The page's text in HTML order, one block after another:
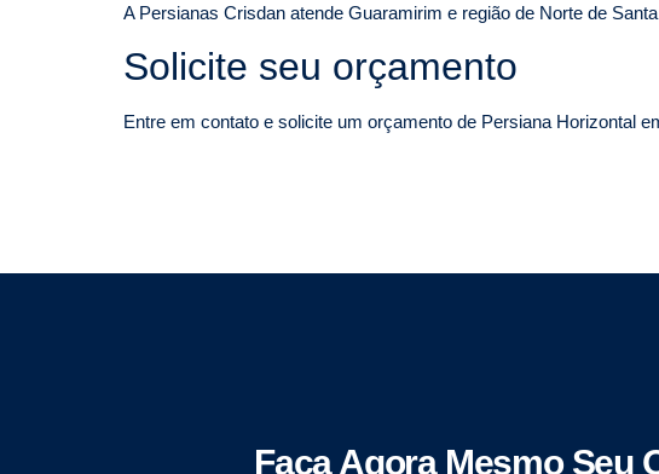
A Persianas Crisdan atende Guaramirim e região de Norte de
Solicite seu orçamento
Entre em contato e solicite um orçamento de Persiana Horizontal
Faça Agora Mesmo Seu